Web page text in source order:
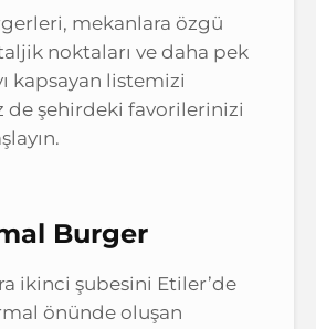
mekanlara özgü
noktaları ve daha pek
kapsayan listemizi
de şehirdeki favorilerinizi
Burger
ikinci şubesini Etiler’de
önünde oluşan